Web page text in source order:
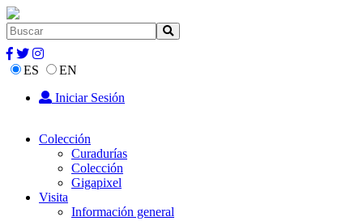
ES
EN
Iniciar Sesión
Colección
Curadurías
Colección
Gigapixel
Visita
Información general